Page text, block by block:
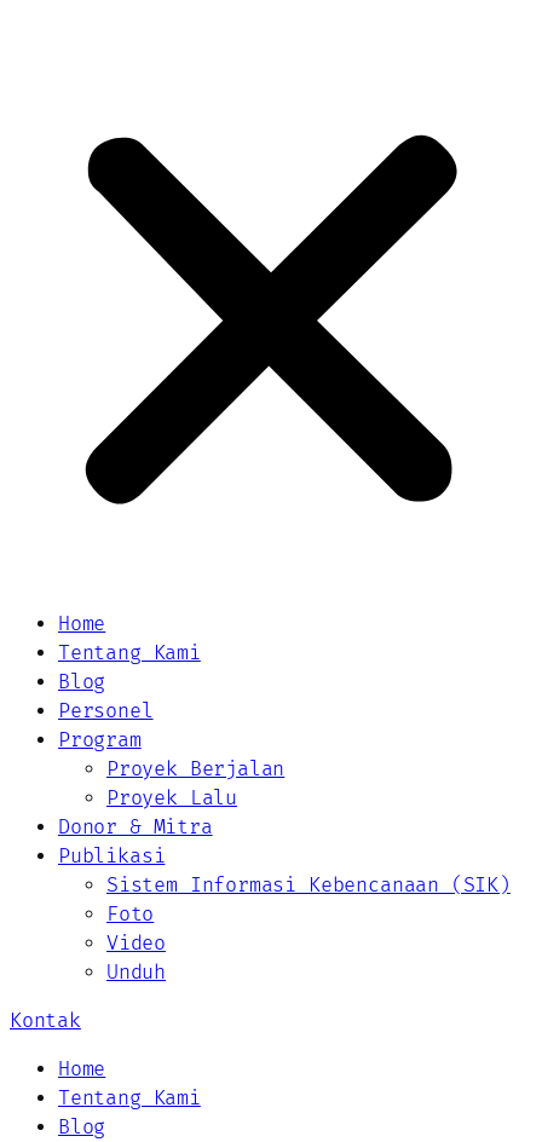
Home
Tentang Kami
Blog
Personel
Program
Proyek Berjalan
Proyek Lalu
Donor & Mitra
Publikasi
Sistem Informasi Kebencanaan (SIK)
Foto
Video
Unduh
Kontak
Home
Tentang Kami
Blog